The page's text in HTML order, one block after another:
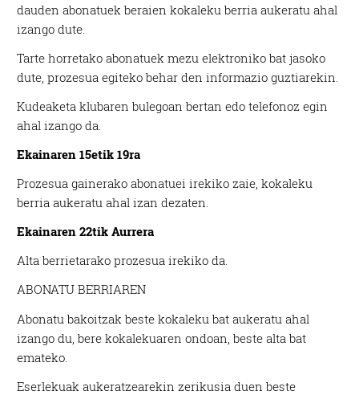
dauden abonatuek beraien kokaleku berria aukeratu ahal
izango dute.
Tarte horretako abonatuek mezu elektroniko bat jasoko
dute, prozesua egiteko behar den informazio guztiarekin.
Kudeaketa klubaren bulegoan bertan edo telefonoz egin
ahal izango da.
Ekainaren 15etik 19ra
Prozesua gainerako abonatuei irekiko zaie, kokaleku
berria aukeratu ahal izan dezaten.
Ekainaren 22tik Aurrera
Alta berrietarako prozesua irekiko da.
ABONATU BERRIAREN
Abonatu bakoitzak beste kokaleku bat aukeratu ahal
izango du, bere kokalekuaren ondoan, beste alta bat
emateko.
Eserlekuak aukeratzearekin zerikusia duen beste